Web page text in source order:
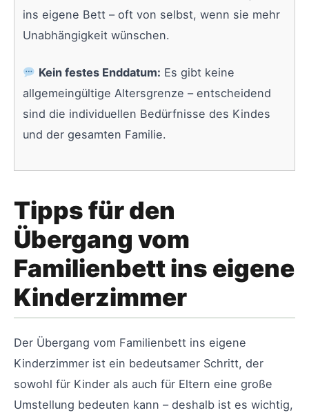
ins eigene Bett – oft von selbst, wenn sie mehr
Unabhängigkeit wünschen.
Kein festes Enddatum: Es gibt keine
allgemeingültige Altersgrenze – entscheidend
sind die individuellen Bedürfnisse des Kindes
und der gesamten Familie.
Tipps für den
Übergang vom
Familienbett ins eigene
Kinderzimmer
Der Übergang vom Familienbett ins eigene
Kinderzimmer ist ein bedeutsamer Schritt, der
sowohl für Kinder als auch für Eltern eine große
Umstellung bedeuten kann – deshalb ist es wichtig,